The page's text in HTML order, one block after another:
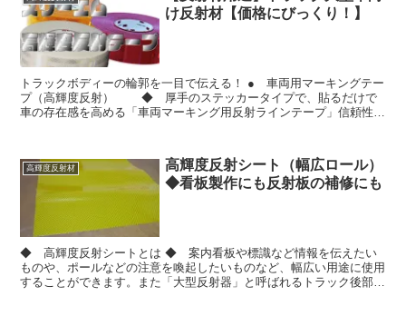
け反射材【価格にびっくり！】
トラックボディーの輪郭を一目で伝える！ ● 車両用マーキングテー
プ（高輝度反射） ◆ 厚手のステッカータイプで、貼るだけで
車の存在感を高める「車両マーキング用反射ラインテープ」信頼性の
高輝度反射材
高輝度反射シート（幅広ロール）
◆看板製作にも反射板の補修にも
◆ 高輝度反射シートとは ◆ 案内看板や標識など情報を伝えたい
ものや、ポールなどの注意を喚起したいものなど、幅広い用途に使用
することができます。また「大型反射器」と呼ばれるトラック後部の